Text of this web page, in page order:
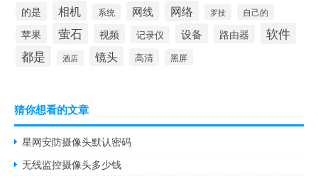
的是 相机 系统 网线 网络 罗技 自己的
苹果 萤石 视频 记录仪 设备 路由器
软件
都是
酒店 镜头 高清 黑屏
猜你想看的文章
星网安防摄像头默认密码
无线监控摄像头多少钱